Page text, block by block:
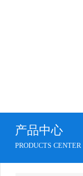
产品中心
PRODUCTS CENTER